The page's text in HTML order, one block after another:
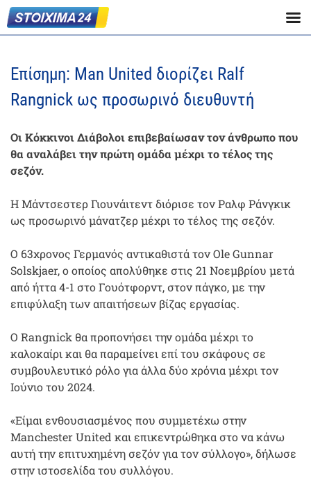
Επίσημη: Man United διορίζει Ralf
Rangnick ως προσωρινό διευθυντή
Οι Κόκκινοι Διάβολοι επιβεβαίωσαν τον άνθρωπο που
θα αναλάβει την πρώτη ομάδα μέχρι το τέλος της
σεζόν.
Η Μάντσεστερ Γιουνάιτεντ διόρισε τον Ραλφ Ράνγκικ
ως προσωρινό μάνατζερ μέχρι το τέλος της σεζόν.
Ο 63χρονος Γερμανός αντικαθιστά τον Ole Gunnar
Solskjaer, ο οποίος απολύθηκε στις 21 Νοεμβρίου μετά
από ήττα 4-1 στο Γουότφορντ, στον πάγκο, με την
επιφύλαξη των απαιτήσεων βίζας εργασίας.
Ο Rangnick θα προπονήσει την ομάδα μέχρι το
καλοκαίρι και θα παραμείνει επί του σκάφους σε
συμβουλευτικό ρόλο για άλλα δύο χρόνια μέχρι τον
Ιούνιο του 2024.
«Είμαι ενθουσιασμένος που συμμετέχω στην
Manchester United και επικεντρώθηκα στο να κάνω
αυτή την επιτυχημένη σεζόν για τον σύλλογο», δήλωσε
στην ιστοσελίδα του συλλόγου.